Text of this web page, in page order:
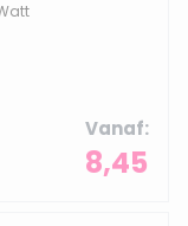
Vanaf
8,45